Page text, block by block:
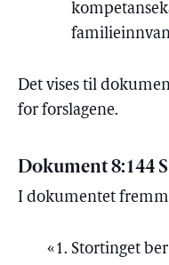
Det vises til
for forslagene.
Dokument 8:144
I dokumentet
Stortinget